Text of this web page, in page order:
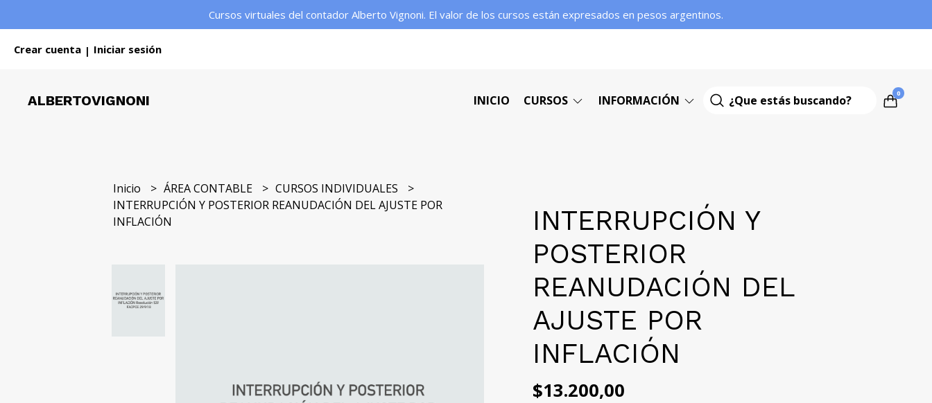
Cursos virtuales del contador Alberto Vignoni. El valor de los cursos están expresados en pesos argentinos.
Crear cuenta | Iniciar sesión
ALBERTOVIGNONI INICIO CURSOS INFORMACIÓN 0
Inicio ÁREA CONTABLE
CURSOS INDIVIDUALES
INTERRUPCIÓN Y POSTERIOR REANUDACIÓN DEL AJUSTE POR
INFLACIÓN
INTERRUPCIÓN Y
POSTERIOR
REANUDACIÓN DEL
AJUSTE POR
INFLACIÓN
$13.200,00